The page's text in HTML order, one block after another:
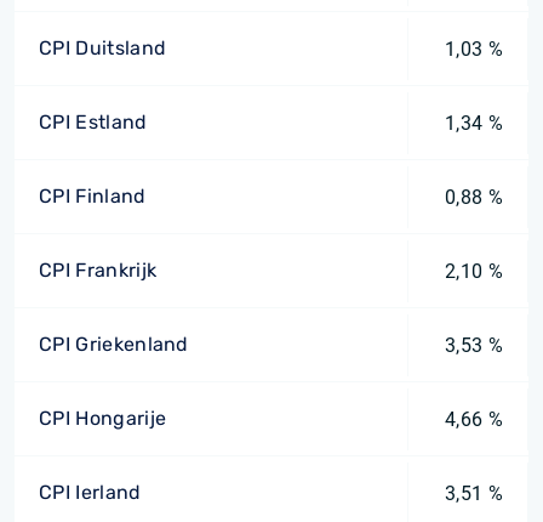
CPI Duitsland 1,03 %
CPI Estland 1,34 %
CPI Finland 0,88 %
CPI Frankrijk 2,10 %
CPI Griekenland 3,53 %
CPI Hongarije 4,66 %
CPI Ierland 3,51 %